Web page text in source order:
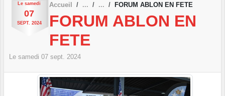
Le samedi
07
SEPT. 2024
Accueil FORUM ABLON EN FETE
FORUM ABLON EN
FETE
Le samedi 07 sept. 2024